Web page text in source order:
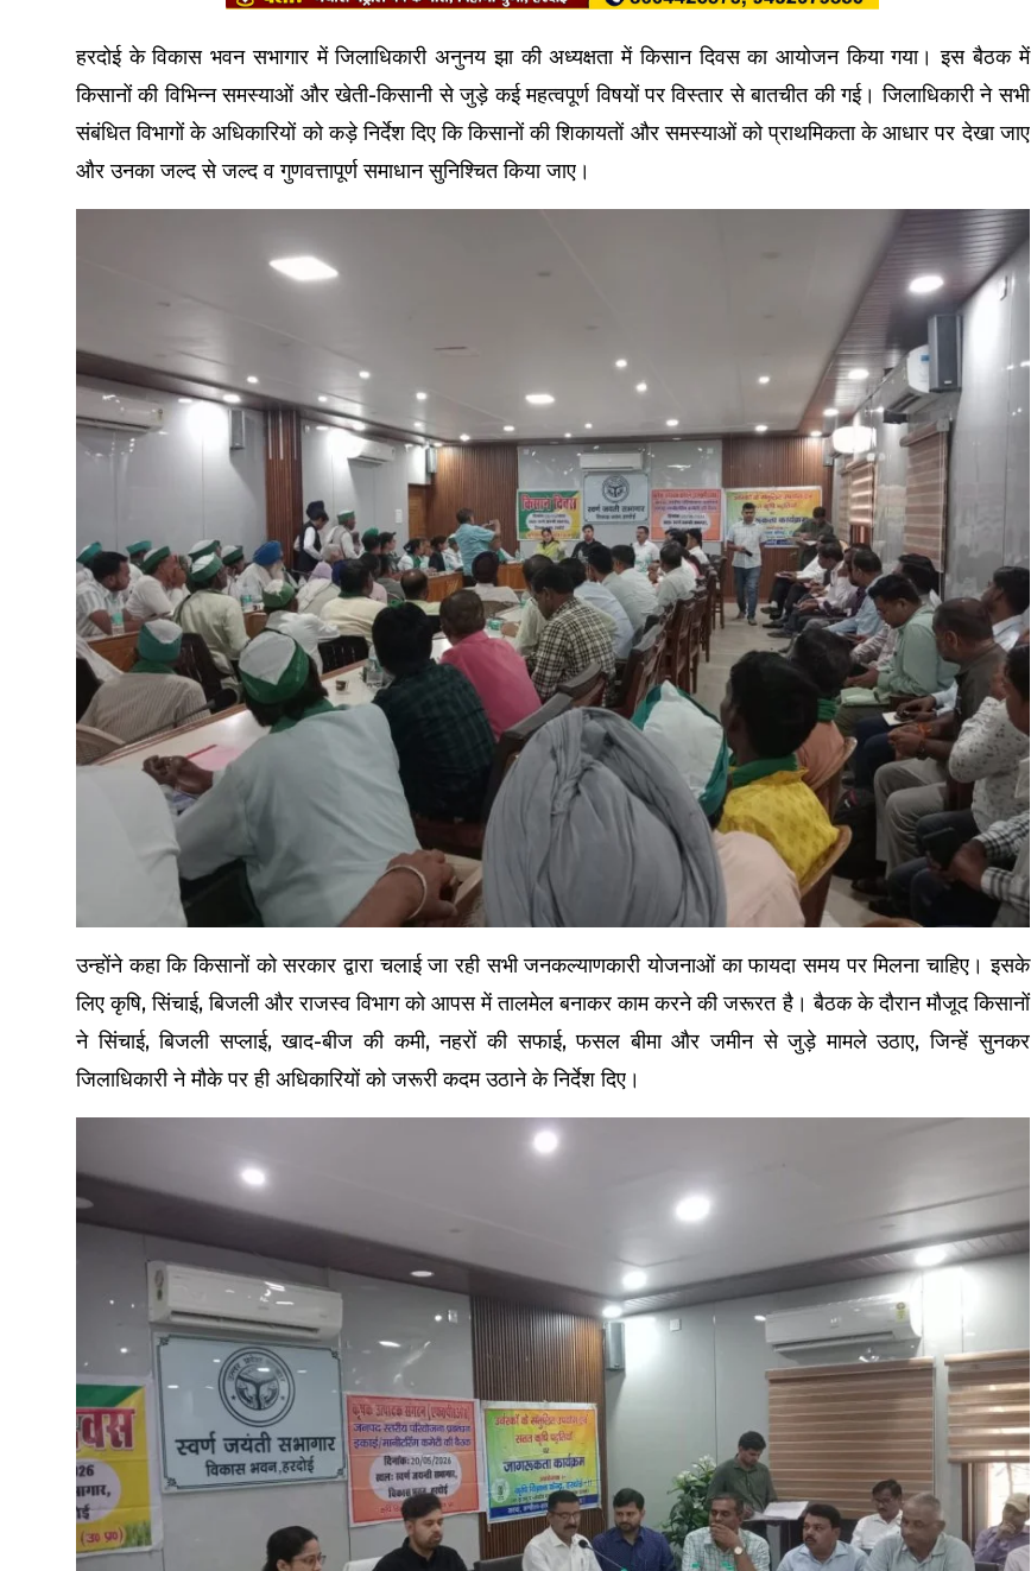
हरदोई के विकास भवन सभागार में जिलाधिकारी अनुनय झा की अध्यक्षता में किसान दिवस का आयोजन किया गया। इस बैठक में
किसानों की विभिन्न समस्याओं और खेती-किसानी से जुड़े कई महत्वपूर्ण विषयों पर विस्तार से बातचीत की गई। जिलाधिकारी ने सभी
संबंधित विभागों के अधिकारियों को कड़े निर्देश दिए कि किसानों की शिकायतों और समस्याओं को प्राथमिकता के आधार पर देखा जाए
और उनका जल्द से जल्द व गुणवत्तापूर्ण समाधान सुनिश्चित किया जाए।
उन्होंने कहा कि किसानों को सरकार द्वारा चलाई जा रही सभी जनकल्याणकारी योजनाओं का फायदा समय पर मिलना चाहिए। इसके
लिए कृषि, सिंचाई, बिजली और राजस्व विभाग को आपस में तालमेल बनाकर काम करने की जरूरत है। बैठक के दौरान मौजूद किसानों
ने सिंचाई, बिजली सप्लाई, खाद-बीज की कमी, नहरों की सफाई, फसल बीमा और जमीन से जुड़े मामले उठाए, जिन्हें सुनकर
जिलाधिकारी ने मौके पर ही अधिकारियों को जरूरी कदम उठाने के निर्देश दिए।